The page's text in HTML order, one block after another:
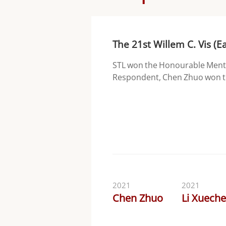
The 21st Willem C. Vis
STL won the Honourable
Respondent, Chen Zhuo won
2021
Chen Zhuo
2021
Li